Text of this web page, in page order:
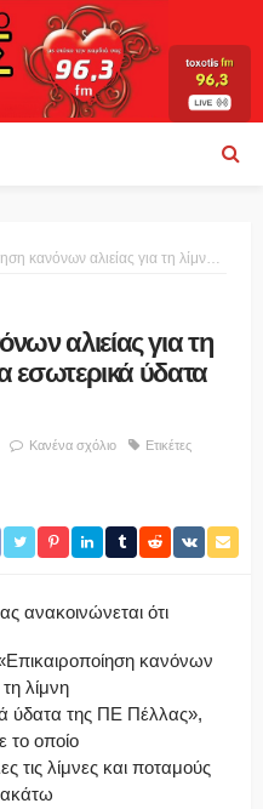
για τη λίμνη Βεγορίτιδα και τα εσωτερικά ύδατα της ΠΕ Πέλλας»,
αλιείας για τη
εσωτερικά ύδατα
Κανένα σχόλιο Ετικέτες
ανακοινώνεται ότι
κανόνων
τη λίμνη
ύδατα της ΠΕ Πέλλας»,
οποίο
τις λίμνες και ποταμούς